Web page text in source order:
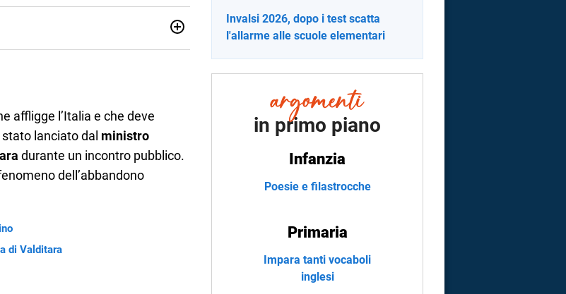
libri la mia via per evadere e viaggiare con
affligge l’Italia e che deve
stato lanciato dal ministro
durante un incontro pubblico.
dell’abbandono
di Valditara
Invalsi 2026, dopo i test scatta
l'allarme alle scuole elementari
in primo piano
Infanzia
Poesie e filastrocche
Primaria
Impara tanti vocaboli
inglesi